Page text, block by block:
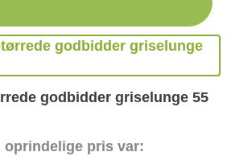
godbidder griselunge 55
oprindelige pris var: